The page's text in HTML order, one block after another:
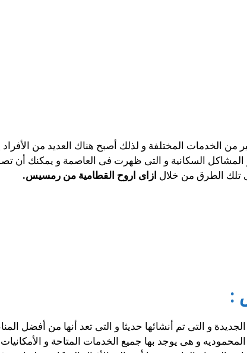
من الخدمات المختلفة و لذلك أصبح هناك العديد من
السكانية و التى ظهرت فى العاصمة و يمكنك أن
تلك الطرق من خلال ازاى اروح القطامية من رمسيس.
:
و التى تم أنشائها حديثا و التى تعد أنها من أفضل
المحموديه و هى يوجد بها جميع الخدمات المتاحة و